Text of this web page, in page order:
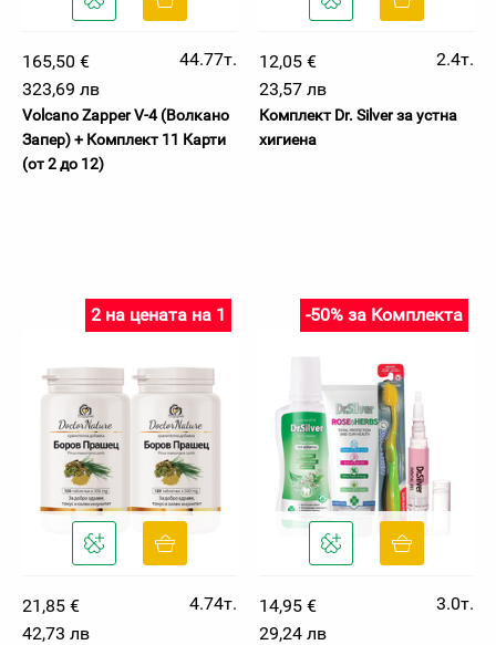
165,50 €
44.77т.
323,69 лв
Volcano Zapper V-4 (Волкано
Запер) + Комплект 11 Карти
(от 2 до 12)
12,05 €
2.4т.
23,57 лв
Комплект Dr. Silver за устна
хигиена
2 на цената на 1
21,85 €
4.74т.
42,73 лв
-50% за Комплекта
14,95 €
3.0т.
29,24 лв